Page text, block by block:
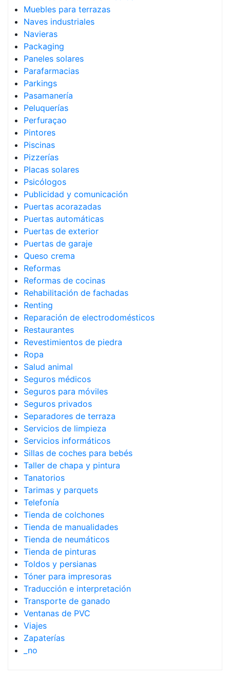
Muebles para terrazas
Naves industriales
Navieras
Packaging
Paneles solares
Parafarmacias
Parkings
Pasamanería
Peluquerías
Perfuraçao
Pintores
Piscinas
Pizzerías
Placas solares
Psicólogos
Publicidad y comunicación
Puertas acorazadas
Puertas automáticas
Puertas de exterior
Puertas de garaje
Queso crema
Reformas
Reformas de cocinas
Rehabilitación de fachadas
Renting
Reparación de electrodomésticos
Restaurantes
Revestimientos de piedra
Ropa
Salud animal
Seguros médicos
Seguros para móviles
Seguros privados
Separadores de terraza
Servicios de limpieza
Servicios informáticos
Sillas de coches para bebés
Taller de chapa y pintura
Tanatorios
Tarimas y parquets
Telefonía
Tienda de colchones
Tienda de manualidades
Tienda de neumáticos
Tienda de pinturas
Toldos y persianas
Tóner para impresoras
Traducción e interpretación
Transporte de ganado
Ventanas de PVC
Viajes
Zapaterías
_no